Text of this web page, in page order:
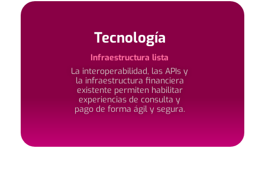
Tecnología
Infraestructura lista
La interoperabilidad, las APIs y
la infraestructura financiera
existente permiten habilitar
experiencias de consulta y
pago de forma ágil y segura.